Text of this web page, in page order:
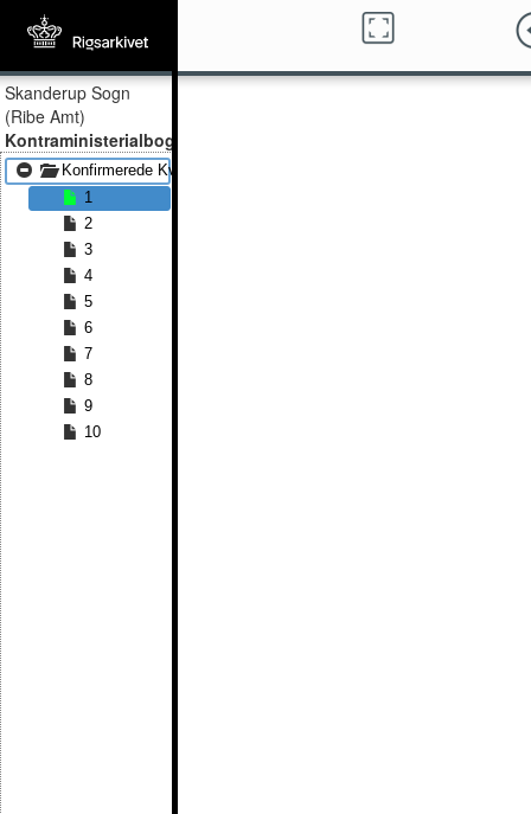
Skanderup Sogn
(Ribe Amt)
Kontraministerialbog
Konfirmerede Kvinder 1815 - Konfirmerede Kvinder 1829
1
2
3
4
5
6
7
8
9
10